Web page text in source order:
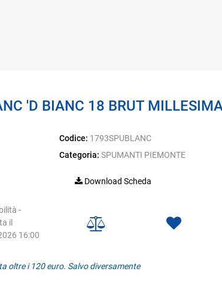
'D BIANC 18 BRUT
Codice: 1793SPUBLANC
Categoria: SPUMANTI PIEMONTE
Download Scheda
-
il
16:00
oltre i 120 euro. Salvo diversamente